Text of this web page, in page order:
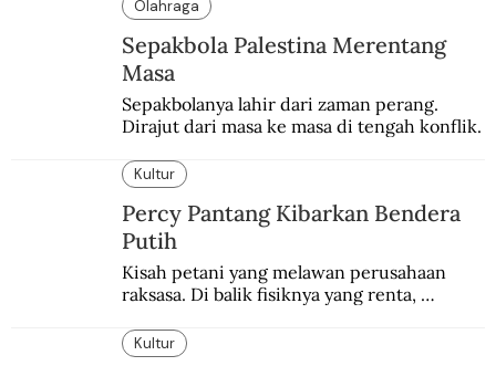
Olahraga
Sepakbola Palestina Merentang
Masa
Sepakbolanya lahir dari zaman perang.
Dirajut dari masa ke masa di tengah konflik.
Kultur
Percy Pantang Kibarkan Bendera
Putih
Kisah petani yang melawan perusahaan
raksasa. Di balik fisiknya yang renta,
Kultur